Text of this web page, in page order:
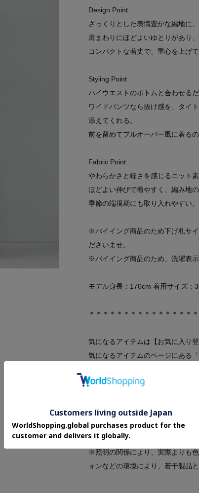
Design Point
ざっくりとした表情豊かな編地に
肩まわりにほどよいゆとりがあり
コンパクトな着丈で、重心を上げ
Styling Point
ハイウエストのボトムと合わせる
ワイドパンツなら抜け感を、タイ
添えてくれる。
前を留めてプルオーバー風に着るの
Fabric Point
やわらかさと軽さを感じるニット
ほどよい伸びで着やすく、編み地
季節の端境期にも取り入れやすい。
※バイイング商品のため下げ札サ
ださいませ。
※バイイング商品のため、洗濯表
モデル身長：170cm 着用サイズ：
＊＊＊＊＊＊＊＊＊＊＊＊＊＊＊
気になるアイテムは【お気に入り
気になるアイテムのページにある
登録すると、再入荷通知やお値下
マイページにてお気に入り一覧もチ
＊＊＊＊＊＊＊＊＊＊＊＊＊＊＊
※照明の関係により、実際よりも
ォンなどの環境により、若干製品